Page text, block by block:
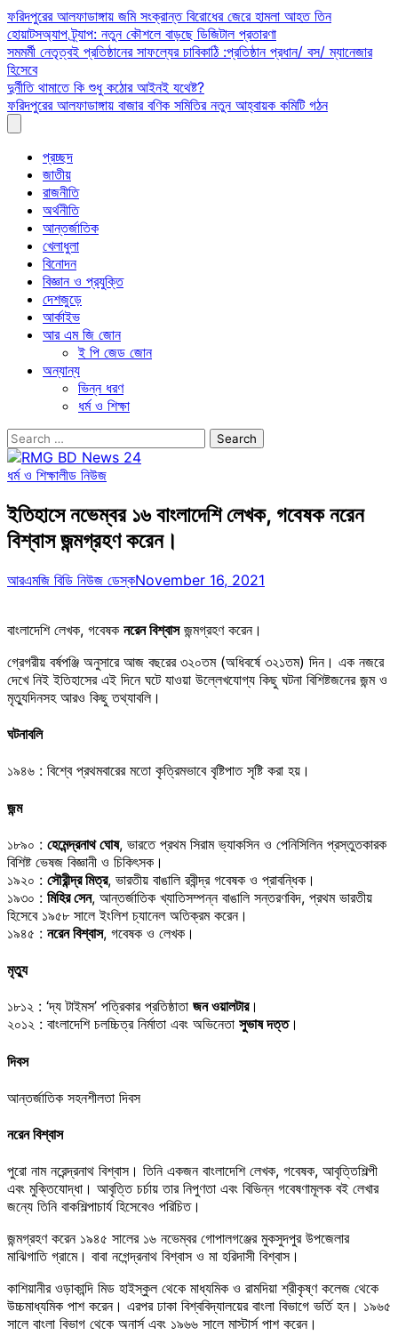
Skip
to
content
ফরিদপুরের আলফাডাঙ্গায় জমি সংক্রান্ত বিরোধের জেরে হামলা আহত তিন
হোয়াটসঅ্যাপ ট্র্যাপ: নতুন কৌশলে বাড়ছে ডিজিটাল প্রতারণা
সমমর্মী নেতৃত্বই প্রতিষ্ঠানের সাফল্যের চাবিকাঠি :প্রতিষ্ঠান প্রধান/ বস/ ম্যানেজার
হিসেবে
দুর্নীতি থামাতে কি শুধু কঠোর আইনই যথেষ্ট?
ফরিদপুরের আলফাডাঙ্গায় বাজার বণিক সমিতির নতুন আহ্বায়ক কমিটি গঠন
প্রচ্ছদ
জাতীয়
রাজনীতি
অর্থনীতি
আন্তর্জাতিক
খেলাধুলা
বিনোদন
বিজ্ঞান ও প্রযুক্তি
দেশজুড়ে
আর্কাইভ
আর এম জি জোন
ই পি জেড জোন
অন্যান্য
ভিন্ন ধরণ
ধর্ম ও শিক্ষা
Search
for:
ধর্ম ও শিক্ষালীড নিউজ
ইতিহাসে নভেম্বর ১৬ বাংলাদেশি লেখক, গবেষক নরেন
বিশ্বাস জন্মগ্রহণ করেন।
আরএমজি বিডি নিউজ ডেস্কNovember 16, 2021
বাংলাদেশি লেখক, গবেষক নরেন বিশ্বাসজন্মগ্রহণ করেন।
গ্রেগরীয় বর্ষপঞ্জি অনুসারে আজ বছরের ৩২০তম (অধিবর্ষে ৩২১তম) দিন। এক নজরে
দেখে নিই ইতিহাসের এই দিনে ঘটে যাওয়া উল্লেখযোগ্য কিছু ঘটনা বিশিষ্টজনের জন্ম ও
মৃত্যুদিনসহ আরও কিছু তথ্যাবলি।
ঘটনাবলি
১৯৪৬ : বিশ্বে প্রথমবারের মতো কৃত্রিমভাবে বৃষ্টিপাত সৃষ্টি করা হয়।
জন্ম
১৮৯০ : হেমেন্দ্রনাথ ঘোষ, ভারতে প্রথম সিরাম ভ্যাকসিন ও পেনিসিলিন প্রস্তুতকারক
বিশিষ্ট ভেষজ বিজ্ঞানী ও চিকিৎসক।
১৯২০ : সৌরীন্দ্র মিত্র, ভারতীয় বাঙালি রবীন্দ্র গবেষক ও প্রাবন্ধিক।
১৯৩০ : মিহির সেন, আন্তর্জাতিক খ্যাতিসম্পন্ন বাঙালি সন্তরণবিদ, প্রথম ভারতীয়
হিসেবে ১৯৫৮ সালে ইংলিশ চ্যানেল অতিক্রম করেন।
১৯৪৫ : নরেন বিশ্বাস, গবেষক ও লেখক।
মৃত্যু
১৮১২ : ‘দ্য টাইমস’ পত্রিকার প্রতিষ্ঠাতা জন ওয়ালটার।
২০১২ : বাংলাদেশি চলচ্চিত্র নির্মাতা এবং অভিনেতা সুভাষ দত্ত।
দিবস
আন্তর্জাতিক সহনশীলতা দিবস
নরেন বিশ্বাস
পুরো নাম নরেন্দ্রনাথ বিশ্বাস। তিনি একজন বাংলাদেশি লেখক, গবেষক, আবৃত্তিশিল্পী
এবং মুক্তিযোদ্ধা। আবৃত্তি চর্চায় তার নিপুণতা এবং বিভিন্ন গবেষণামূলক বই লেখার
জন্যে তিনি বাকশিল্পাচার্য হিসেবেও পরিচিত।
জন্মগ্রহণ করেন ১৯৪৫ সালের ১৬ নভেম্বর গোপালগঞ্জের মুকসুদপুর উপজেলার
মাঝিগাতি গ্রামে। বাবা নগেন্দ্রনাথ বিশ্বাস ও মা হরিদাসী বিশ্বাস।
কাশিয়ানীর ওড়াকান্দি মিড হাইস্কুল থেকে মাধ্যমিক ও রামদিয়া শ্রীকৃষ্ণ কলেজ থেকে
উচ্চমাধ্যমিক পাশ করেন। এরপর ঢাকা বিশ্ববিদ্যালয়ের বাংলা বিভাগে ভর্তি হন। ১৯৬৫
সালে বাংলা বিভাগ থেকে অনার্স এবং ১৯৬৬ সালে মাস্টার্স পাশ করেন।